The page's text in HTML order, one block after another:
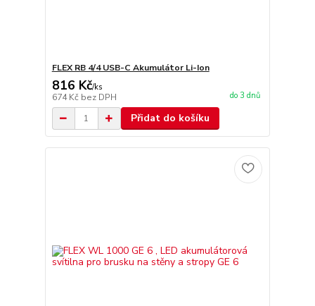
FLEX RB 4/4 USB-C Akumulátor Li-Ion
816 Kč/ks
674 Kč bez DPH do 3 dnů
Přidat do košíku